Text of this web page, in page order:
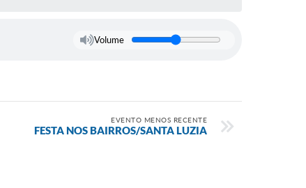
Volume
EVENTO MENOS RECENTE
FESTA NOS BAIRROS/SANTA LUZIA